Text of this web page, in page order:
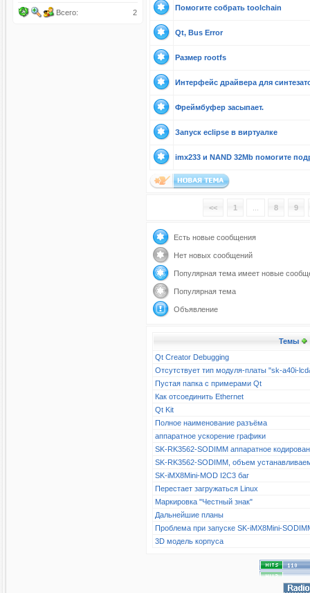
Всего: 2
Помогите собрать toolchain
Qt, Bus Error
Размер rootfs
Интерфейс драйвера для
Фреймбуфер засыпает.
Запуск eclipse в виртуалке
imx233 и NAND 32Mb помогите
<< 1 8 9
Есть новые сообщения
Нет новых сообщений
Популярная тема имеет новые
Популярная тема
Объявление
Темы
Qt Creator Debugging
Отсутствует тип модуля-платы "sk-a40i-
Пустая папка с примерами Qt
Как отсоединить Ethernet
Qt Kit
Полное наименование разъёма
аппаратное ускорение графики
SK-RK3562-SODIMM аппаратное
SK-RK3562-SODIMM, объем
SK-iMX8Mini-MOD I2C3 баг
Перестает загружаться Linux
Маркировка "Честный знак"
Дальнейшие планы
Проблема при запуске SK-iMX8Mini-
3D модель корпуса